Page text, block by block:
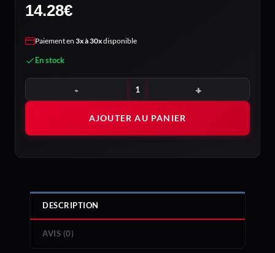
14.28€
Paiement en 3x à 30xdisponible
En stock
quantité de BE QUIET! PURE WINGS 3 140mm PWM
AJOUTER AU PANIER
DESCRIPTION
AVIS (0)